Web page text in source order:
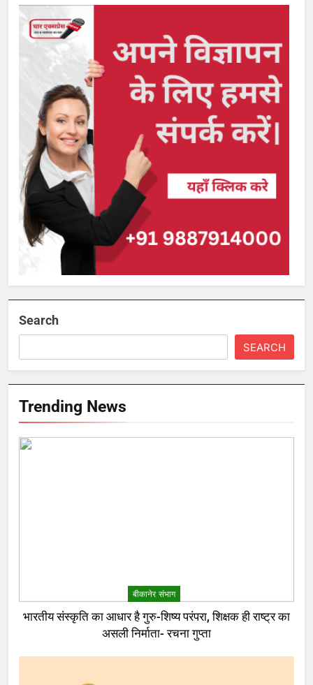
Search
SEARCH
Trending News
बीकानेर संभाग
भारतीय संस्कृति का आधार है गुरु-शिष्य परंपरा, शिक्षक ही राष्ट्र का
असली निर्माता- रचना गुप्ता